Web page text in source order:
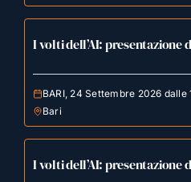
I volti dell’AI: presentazione
BARI, 24 Settembre 2026 dalle
Bari
I volti dell’AI: presentazione